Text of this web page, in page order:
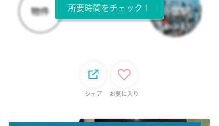
所在階
2階 / 3階建
所要時間をチェック！
シェア お気に入り